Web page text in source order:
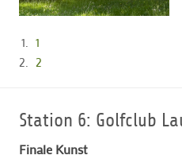
1
2
Station 6: Golfclub
Finale Kunst